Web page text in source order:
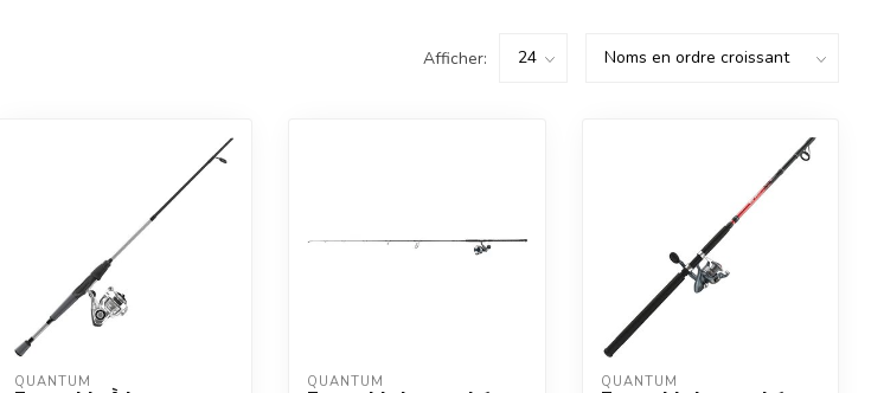
Afficher:
QUANTUM QUANTUM QUANTUM